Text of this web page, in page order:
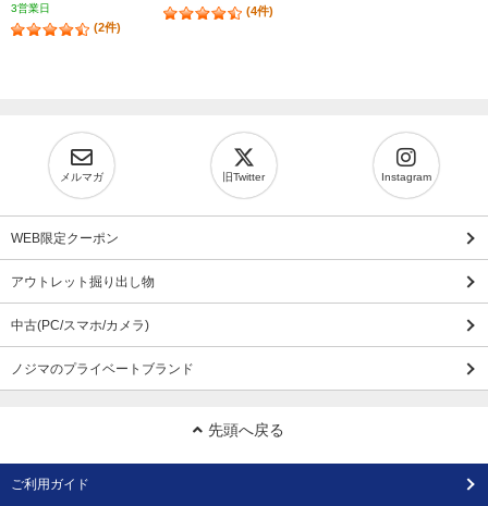
3営業日
(2件)
(4件)
メルマガ 旧Twitter Instagram
WEB限定クーポン
アウトレット掘り出し物
中古(PC/スマホ/カメラ)
ノジマのプライベートブランド
先頭へ戻る
ご利用ガイド